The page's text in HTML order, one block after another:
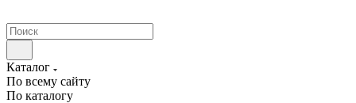
Каталог
По всему сайту
По каталогу